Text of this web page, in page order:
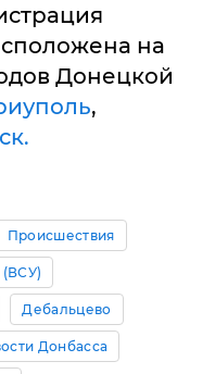
на
Донецкой
,
Происшествия
Дебальцево
Донбасса